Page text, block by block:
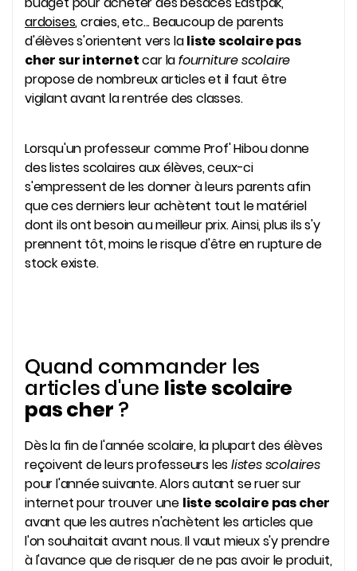
ardoises,craies, etc... Beaucoup de parents
d'élèves s'orientent vers laliste scolaire pas
cher sur internetcar lafourniture scolaire
propose de nombreux articles et il faut être
vigilant avant la rentrée des classes.
Lorsqu'un professeur comme Prof' Hibou donne
des listes scolaires aux élèves, ceux-ci
s'empressent de les donner à leurs parents afin
que ces derniers leur achètent tout le matériel
dont ils ont besoin au meilleur prix. Ainsi, plus ils s'y
prennent tôt, moins le risque d'être en rupture de
stock existe.
Quand commander les
articles d'une liste scolaire
pas cher ?
Dès la fin de l'année scolaire, la plupart des élèves
reçoivent de leurs professeurs leslistes scolaires
pour l'année suivante. Alors autant se ruer sur
internet pour trouver une liste scolaire pas cher
avant que les autres n'achètent les articles que
l'on souhaitait avant nous. Il vaut mieux s'y prendre
à l'avance que de risquer de ne pas avoir le produit,